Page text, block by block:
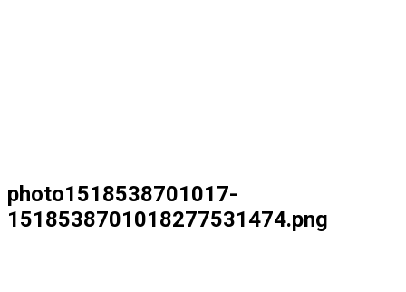
photo1518538701017-
1518538701018277531474.png